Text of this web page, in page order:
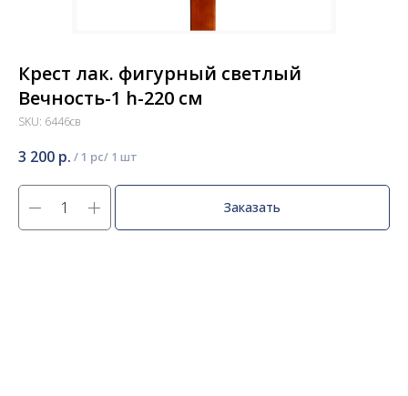
Крест лак. фигурный светлый
Вечность-1 h-220 см
SKU: 6446св
3 200 р. / 1 pc
Заказать